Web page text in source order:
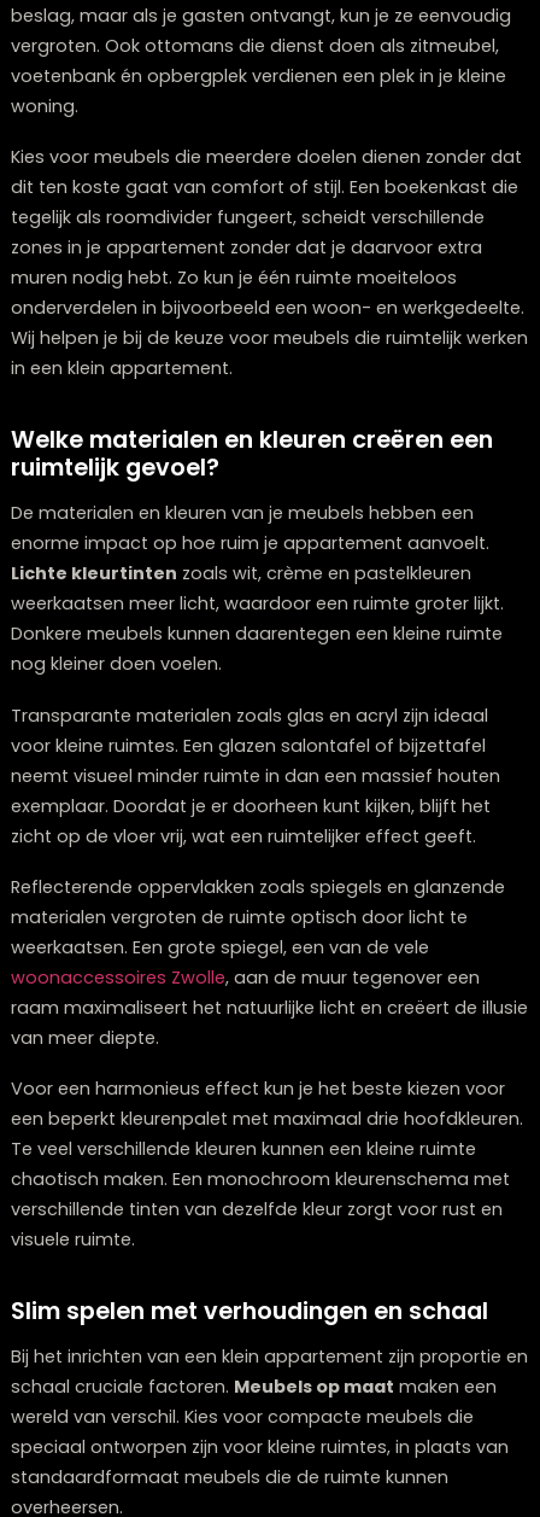
het zicht kunt houden.
Uitschuifbare eettafelszijn een andere slimme
perfect te combineren met compacte
beslag, maar als je gasten ontvangt, kun je ze
vergroten. Ook ottomans die dienst doen als
voetenbank én opbergplek verdienen een plek in je
woning.
Kies voor meubels die meerdere doelen dienen
dit ten koste gaat van comfort of stijl. Een
zones in je appartement zonder dat je daarvoor extra
muren nodig hebt. Zo kun je één ruimte moeiteloos
onderverdelen in bijvoorbeeld een woon- en
Wij helpen je bij de keuze voor meubels die ruimtelijk
in een klein appartement.
Welke materialen en kleuren creëren
ruimtelijk gevoel?
De materialen en kleuren van je meubels hebben een
enorme impact op hoe ruim je appartement
Lichte kleurtinten zoals wit, crème en pastelkleuren
weerkaatsen meer licht, waardoor een ruimte groter
nog kleiner doen voelen.
Transparante materialen zoals glas en acryl zijn
voor kleine ruimtes. Een glazen salontafel of bijzettafel
neemt visueel minder ruimte in dan een massief
exemplaar. Doordat je er doorheen kunt kijken, blijft
zicht op de vloer vrij, wat een ruimtelijker effect geeft.
Reflecterende oppervlakken zoals spiegels en
materialen vergroten de ruimte optisch door licht te
weerkaatsen. Een grote spiegel, een van de vele
woonaccessoires Zwolle
van meer diepte.
Voor een harmonieus effect kun je het beste kiezen
een beperkt kleurenpalet met maximaal drie
Te veel verschillende kleuren kunnen een kleine ruimte
chaotisch maken. Een monochroom kleurenschema
verschillende tinten van dezelfde kleur zorgt voor rust